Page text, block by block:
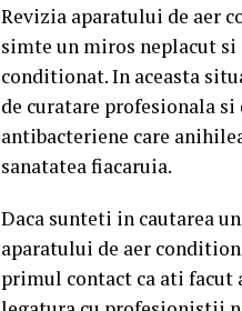
Revizia aparatului de aer
simte un miros neplacut si
conditionat. In aceasta
de curatare profesionala
antibacteriene care
sanatatea fiacaruia.
Daca sunteti in cautarea
aparatului de aer
primul contact ca ati